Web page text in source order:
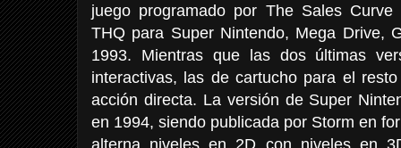
juego programado por The Sales
THQ para Super Nintendo, Mega Drive,
1993. Mientras que las dos últimas
interactivas, las de cartucho para el
acción directa. La versión de Super
en 1994, siendo publicada por Storm en
alterna niveles en 2D con niveles en